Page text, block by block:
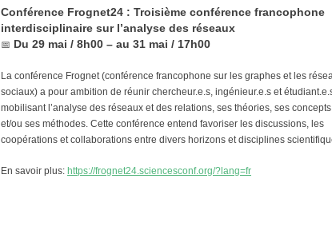
Conférence Frognet24 : Troisième conférence francophone
interdisciplinaire sur l’analyse des réseaux
📅 Du 29 mai / 8h00 – au 31 mai / 17h00
La conférence Frognet (conférence francophone sur les graphes et les
sociaux) a pour ambition de réunir chercheur.e.s, ingénieur.e.s et
mobilisant l’analyse des réseaux et des relations, ses théories, ses concepts
et/ou ses méthodes. Cette conférence entend favoriser les discussions, les
coopérations et collaborations entre divers horizons et disciplines
En savoir plus: https://frognet24.sciencesconf.org/?lang=fr